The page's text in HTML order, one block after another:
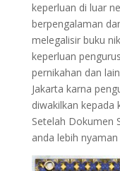
keperluan di luar
berpengalaman
melegalisir buku
keperluan
pernikahan dan
Jakarta karna
diwakilkan kepada
Setelah Dokumen
anda lebih